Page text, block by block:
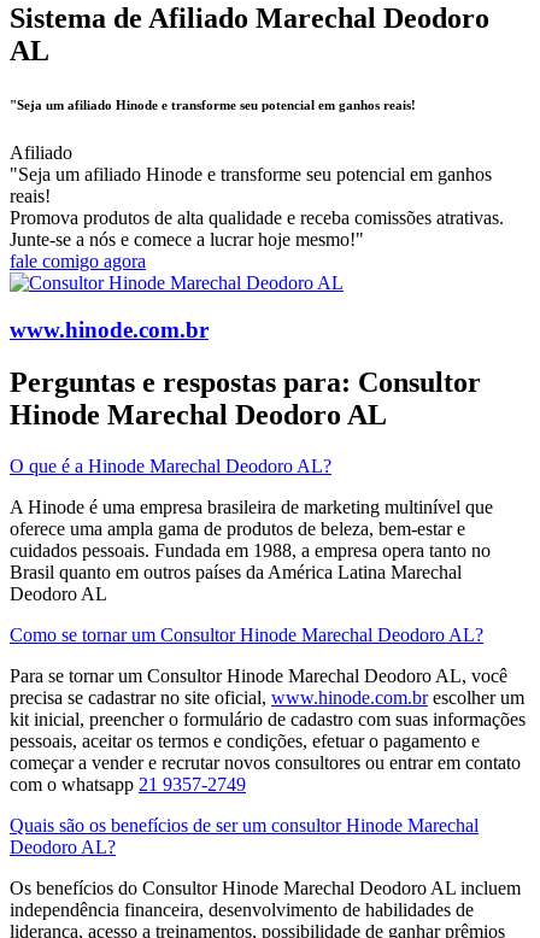
Sistema de Afiliado Marechal Deodoro
AL
"Seja um afiliado Hinode e transforme seu potencial em ganhos reais!
Afiliado
"Seja um afiliado Hinode e transforme seu potencial em ganhos
reais!
Promova produtos de alta qualidade e receba comissões atrativas.
Junte-se a nós e comece a lucrar hoje mesmo!"
fale comigo agora
www.hinode.com.br
Perguntas e respostas para: Consultor
Hinode Marechal Deodoro AL
O que é a Hinode Marechal Deodoro AL?
A Hinode é uma empresa brasileira de marketing multinível que
oferece uma ampla gama de produtos de beleza, bem-estar e
cuidados pessoais. Fundada em 1988, a empresa opera tanto no
Brasil quanto em outros países da América Latina​ Marechal
Deodoro AL
Como se tornar um Consultor Hinode Marechal Deodoro AL?
Para se tornar um Consultor Hinode Marechal Deodoro AL, você
precisa se cadastrar no site oficial, www.hinode.com.brescolher um
kit inicial, preencher o formulário de cadastro com suas informações
pessoais, aceitar os termos e condições, efetuar o pagamento e
começar a vender e recrutar novos consultores​ ou entrar em contato
com o whatsapp 21 9357-2749
Quais são os benefícios de ser um consultor Hinode Marechal
Deodoro AL?
Os benefícios do Consultor Hinode Marechal Deodoro AL incluem
independência financeira, desenvolvimento de habilidades de
liderança, acesso a treinamentos, possibilidade de ganhar prêmios